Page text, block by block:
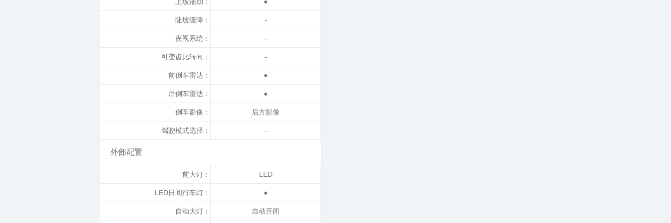
陡坡缓降： -
夜视系统： -
可变齿比转向： -
前倒车雷达： ●
后倒车雷达： ●
倒车影像： 后方影像
驾驶模式选择： -
外部配置
前大灯： LED
LED日间行车灯： ●
自动大灯： 自动开闭